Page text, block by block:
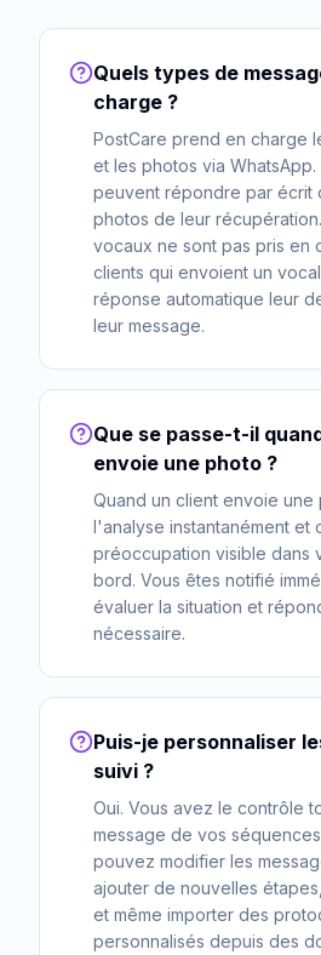
Quels types de
charge ?
PostCare prend en charge
et les photos via WhatsApp.
peuvent répondre par écrit
photos de leur
vocaux ne sont pas pris en
clients qui envoient un
réponse automatique leur
leur message.
Que se passe-t-il
envoie une photo ?
Quand un client envoie une
l'analyse instantanément et
préoccupation visible dans
bord. Vous êtes notifié
évaluer la situation et
nécessaire.
Puis-je personnaliser
suivi ?
Oui. Vous avez le contrôle
message de vos
pouvez modifier les
ajouter de nouvelles
et même importer des
personnalisés depuis des